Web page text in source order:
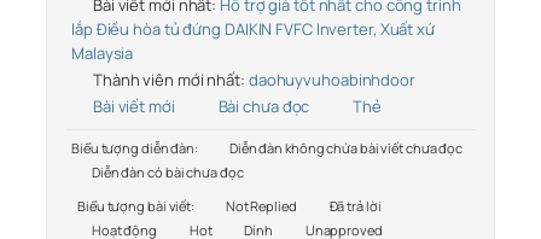
Bài viết mới nhất: Hỗ trợ giá tốt nhất cho công trình
lắp Điều hòa tủ đứng DAIKIN FVFC Inverter, Xuất xứ
Malaysia
Thành viên mới nhất: daohuyvuhoabinhdoor
Bài viết mới
Bài chưa đọc Thẻ
Biểu tượng diễn đàn:
Diễn đàn không chứa bài viết chưa đọc
Diễn đàn có bài chưa đọc
Biểu tượng bài viết:
Not Replied
Đã trả lời
Hoạt động
Hot Dính Unapproved